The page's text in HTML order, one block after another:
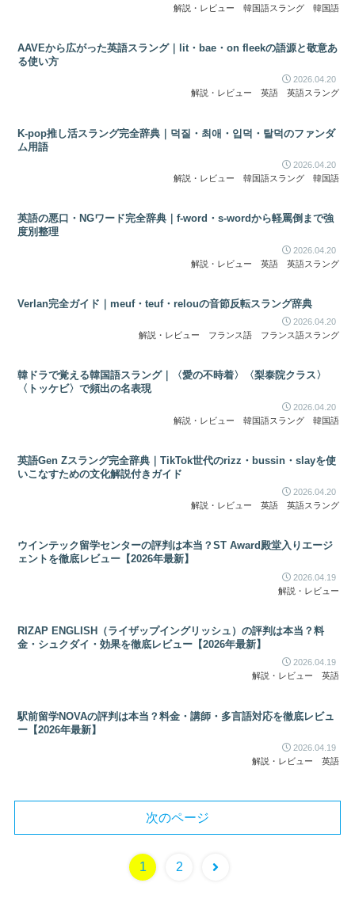
解説・レビュー
韓国語スラング 韓国語
AAVEから広がった英語スラング｜lit・bae・on fleekの語源と敬意あ
る使い方
2026.04.20
解説・レビュー
英語 英語スラング
K-pop推し活スラング完全辞典｜덕질・최애・입덕・탈덕のファンダ
ム用語
2026.04.20
解説・レビュー
韓国語スラング 韓国語
英語の悪口・NGワード完全辞典｜f-word・s-wordから軽罵倒まで強
度別整理
2026.04.20
解説・レビュー
英語 英語スラング
Verlan完全ガイド｜meuf・teuf・relouの音節反転スラング辞典
2026.04.20
解説・レビュー
フランス語 フランス語スラング
韓ドラで覚える韓国語スラング｜〈愛の不時着〉〈梨泰院クラス〉
〈トッケビ〉で頻出の名表現
2026.04.20
解説・レビュー
韓国語スラング 韓国語
英語Gen Zスラング完全辞典｜TikTok世代のrizz・bussin・slayを使
いこなすための文化解説付きガイド
2026.04.20
解説・レビュー
英語 英語スラング
ウインテック留学センターの評判は本当？ST Award殿堂入りエージ
ェントを徹底レビュー【2026年最新】
2026.04.19
解説・レビュー
RIZAP ENGLISH（ライザップイングリッシュ）の評判は本当？料
金・シュクダイ・効果を徹底レビュー【2026年最新】
2026.04.19
解説・レビュー
英語
駅前留学NOVAの評判は本当？料金・講師・多言語対応を徹底レビュ
ー【2026年最新】
2026.04.19
解説・レビュー
英語
次のページ
1 2